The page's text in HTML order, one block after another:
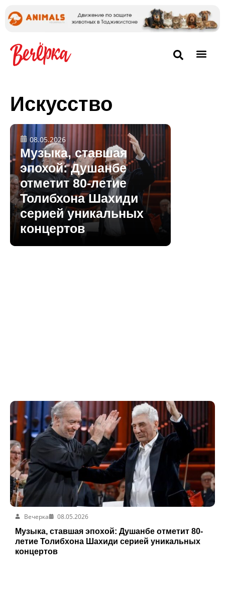
Искусство
08.05.2026
Музыка, ставшая
эпохой: Душанбе
отметит 80-летие
Толибхона Шахиди
серией уникальных
концертов
Вечерка
08.05.2026
Музыка, ставшая эпохой: Душанбе отметит 80-
летие Толибхона Шахиди серией уникальных
концертов